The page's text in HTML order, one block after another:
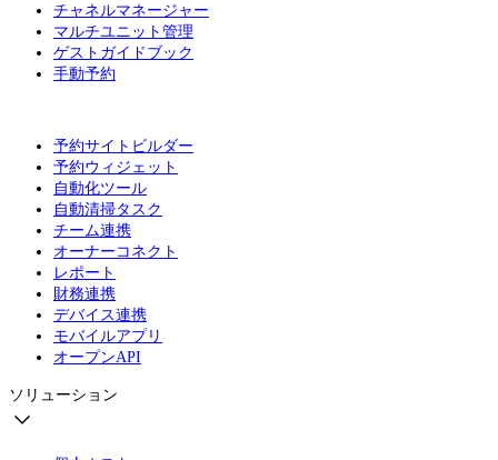
チャネルマネージャー
マルチユニット管理
ゲストガイドブック
手動予約
予約サイトビルダー
予約ウィジェット
自動化ツール
自動清掃タスク
チーム連携
オーナーコネクト
レポート
財務連携
デバイス連携
モバイルアプリ
オープンAPI
ソリューション